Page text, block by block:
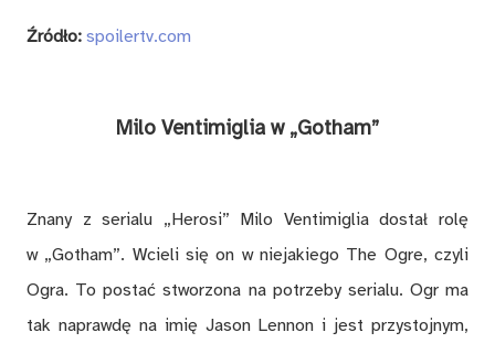
Źródło: spoilertv.com
Milo Ventimiglia w „Gotham”
Znany z serialu „Herosi” Milo Ventimiglia dostał rolę
w „Gotham”. Wcieli się on w niejakiego The Ogre, czyli
Ogra. To postać stworzona na potrzeby serialu. Ogr ma
tak naprawdę na imię Jason Lennon i jest przystojnym,